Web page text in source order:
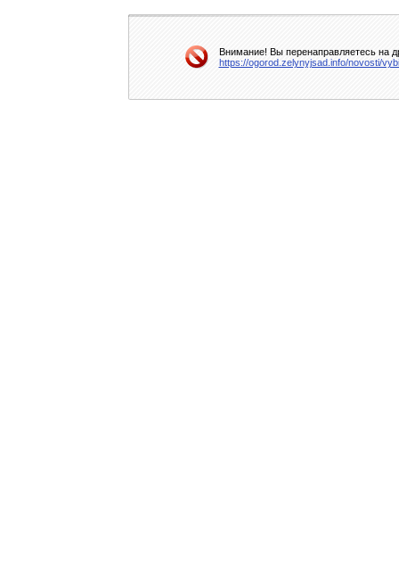
Внимание! Вы перенаправляетесь на
https://ogorod.zelynyjsad.info/novosti/